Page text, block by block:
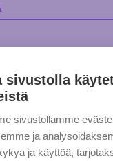
sivustolla
sivustollamme
ja
ja käyttöä,